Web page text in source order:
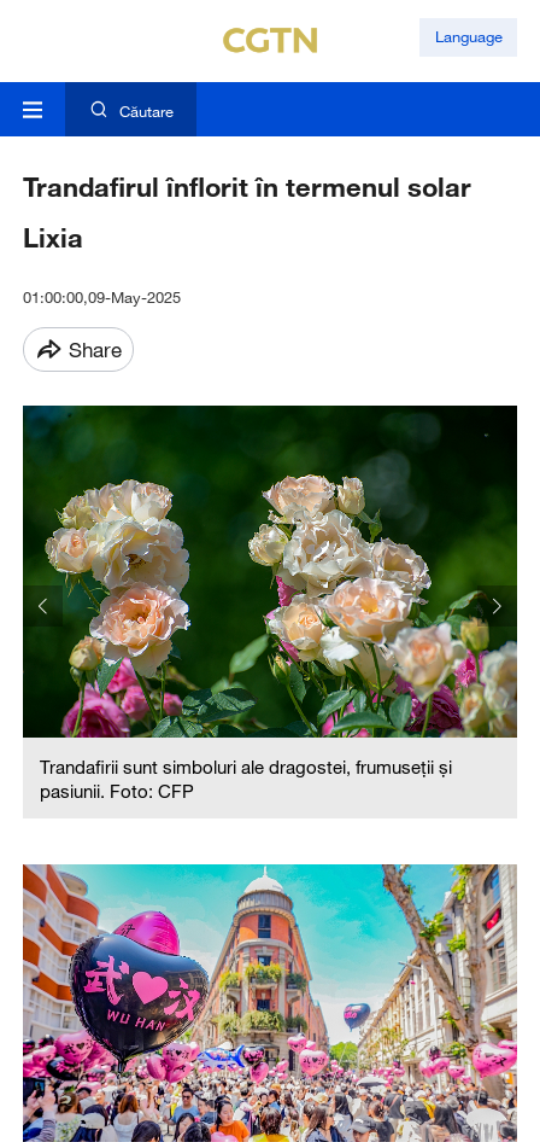
Language
Căutare
Trandafirul înflorit în termenul solar
Lixia
01:00:00,09-May-2025
Share
Trandafirii sunt simboluri ale dragostei, frumuseții și
pasiunii. Foto: CFP